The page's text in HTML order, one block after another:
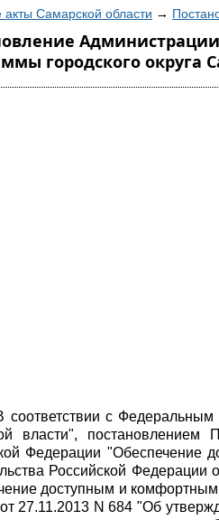
Самарской области →
городского округа
соответствии с
власти",
Федерации "Обеспечение
Российской
доступным и
27.11.2013 N 684 "Об